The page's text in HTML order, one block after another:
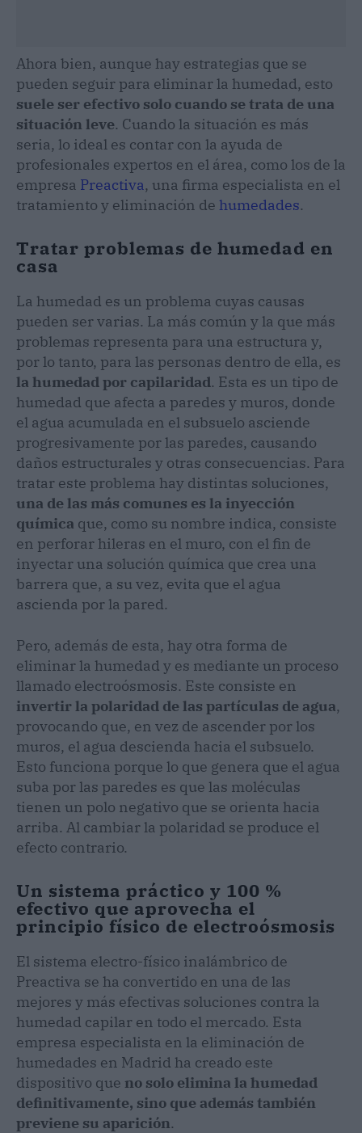
Ahora bien, aunque hay estrategias que se
pueden seguir para eliminar la humedad, esto
suele ser efectivo solo cuando se trata de una
situación leve. Cuando la situación es más
seria, lo ideal es contar con la ayuda de
profesionales expertos en el área, como los de la
empresa Preactiva, una firma especialista en el
tratamiento y eliminación de humedades.
Tratar problemas de humedad en
casa
La humedad es un problema cuyas causas
pueden ser varias. La más común y la que más
problemas representa para una estructura y,
por lo tanto, para las personas dentro de ella, es
la humedad por capilaridad. Esta es un tipo de
humedad que afecta a paredes y muros, donde
el agua acumulada en el subsuelo asciende
progresivamente por las paredes, causando
daños estructurales y otras consecuencias. Para
tratar este problema hay distintas soluciones,
una de las más comunes es la inyección
química que, como su nombre indica, consiste
en perforar hileras en el muro, con el fin de
inyectar una solución química que crea una
barrera que, a su vez, evita que el agua
ascienda por la pared.
Pero, además de esta, hay otra forma de
eliminar la humedad y es mediante un proceso
llamado electroósmosis. Este consiste en
invertir la polaridad de las partículas de agua,
provocando que, en vez de ascender por los
muros, el agua descienda hacia el subsuelo.
Esto funciona porque lo que genera que el agua
suba por las paredes es que las moléculas
tienen un polo negativo que se orienta hacia
arriba. Al cambiar la polaridad se produce el
efecto contrario.
Un sistema práctico y 100 %
efectivo que aprovecha el
principio físico de electroósmosis
El sistema electro-físico inalámbrico de
Preactiva se ha convertido en una de las
mejores y más efectivas soluciones contra la
humedad capilar en todo el mercado. Esta
empresa especialista en la eliminación de
humedades en Madrid ha creado este
dispositivo que no solo elimina la humedad
definitivamente, sino que además también
previene su aparición.